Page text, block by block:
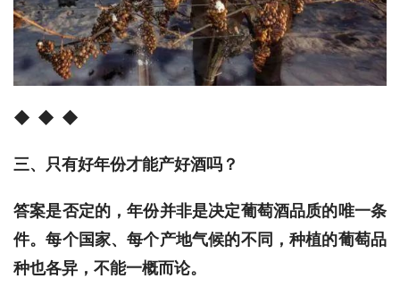
◆ ◆ ◆
三、只有好年份才能产好酒吗？
答案是否定的，年份并非是决定葡萄酒品质的唯一条
件。每个国家、每个产地气候的不同，种植的葡萄品
种也各异，不能一概而论。